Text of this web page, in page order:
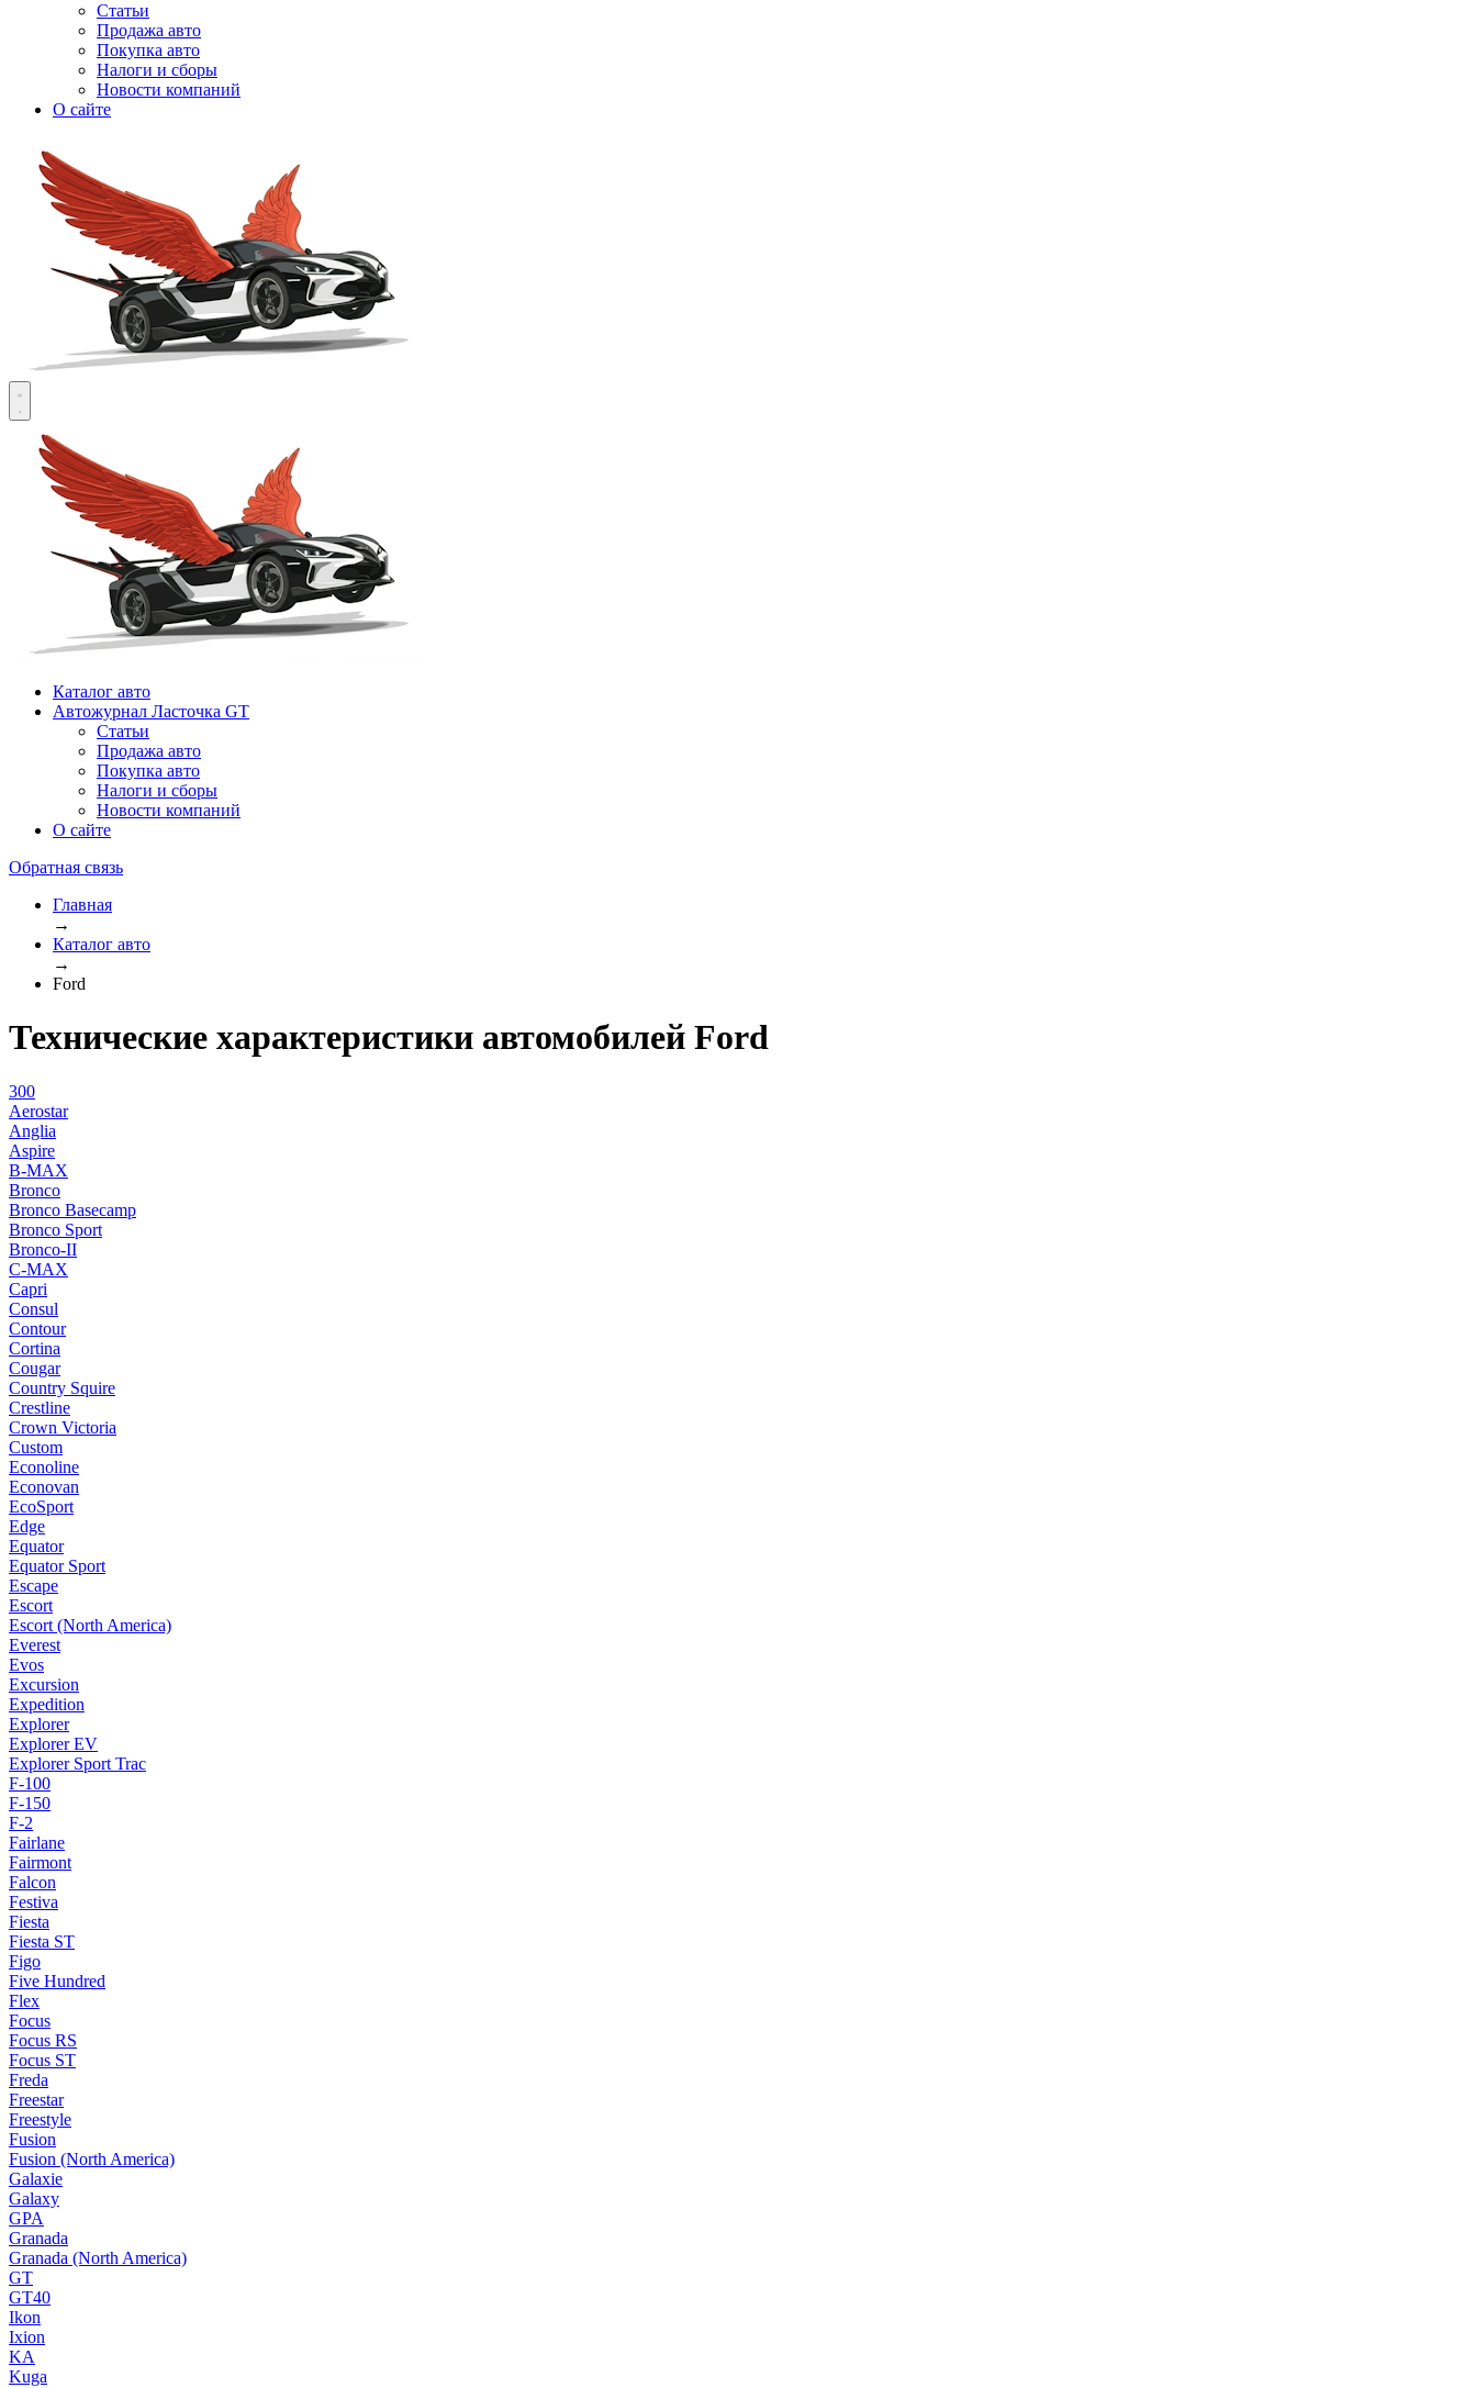
Статьи
Продажа авто
Покупка авто
Налоги и сборы
Новости компаний
О сайте
Каталог авто
Автожурнал Ласточка GT
Статьи
Продажа авто
Покупка авто
Налоги и сборы
Новости компаний
О сайте
Обратная связь
Главная
→
Каталог авто
→
Ford
Технические характеристики автомобилей Ford
300
Aerostar
Anglia
Aspire
B-MAX
Bronco
Bronco Basecamp
Bronco Sport
Bronco-II
C-MAX
Capri
Consul
Contour
Cortina
Cougar
Country Squire
Crestline
Crown Victoria
Custom
Econoline
Econovan
EcoSport
Edge
Equator
Equator Sport
Escape
Escort
Escort (North America)
Everest
Evos
Excursion
Expedition
Explorer
Explorer EV
Explorer Sport Trac
F-100
F-150
F-2
Fairlane
Fairmont
Falcon
Festiva
Fiesta
Fiesta ST
Figo
Five Hundred
Flex
Focus
Focus RS
Focus ST
Freda
Freestar
Freestyle
Fusion
Fusion (North America)
Galaxie
Galaxy
GPA
Granada
Granada (North America)
GT
GT40
Ikon
Ixion
KA
Kuga